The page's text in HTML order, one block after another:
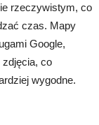
rzeczywistym, co
czas. Mapy
Google,
co
wygodne.